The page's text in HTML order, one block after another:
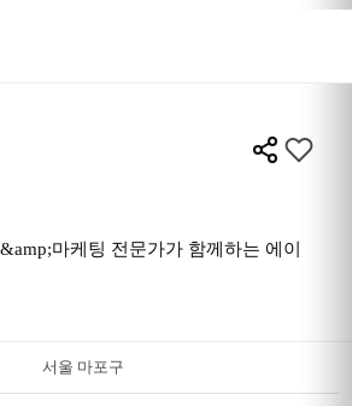
마케팅 전문가가 함께하는 에이
서울 마포구